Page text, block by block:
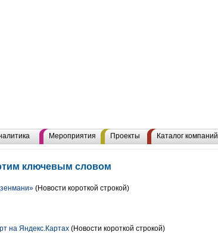
Мероприятия Проекты Каталог компаний
ключевым словом
(Новости короткой строкой)
на Яндекс.Картах (Новости короткой строкой)